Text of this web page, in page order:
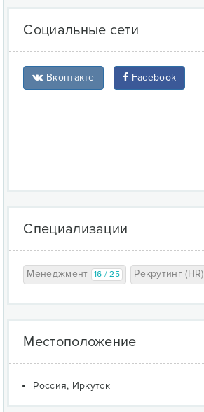
Социальные сети
Вконтакте Facebook
Специализации
Менеджмент 16 / 25 Рекрутинг (HR)
Местоположение
Россия, Иркутск